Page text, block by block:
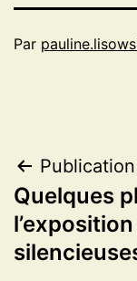
Par
de
l’article
Quelques